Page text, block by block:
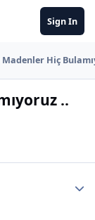
Sign In
Hiç
..